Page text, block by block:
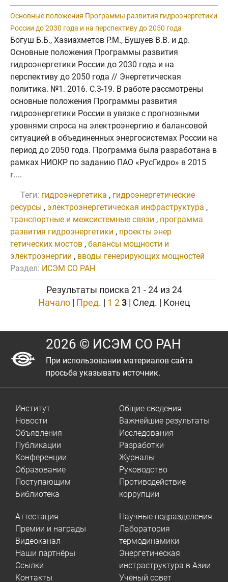
Основные положения Программы развития гидроэнергетики
России до 2030 года и на перспективу до 2050 года
Богуш Б.Б., Хазиахметов Р.М., Бушуев В.В. и др.
Основные положения Программы развития
гидроэнергетики России до 2030 года и на
перспективу до 2050 года // Энергетическая
политика. №1. 2016. C.3-19. В работе рассмотрены
основные положения Программы развития
гидроэнергетики России в увязке с прогнозными
уровнями спроса на электроэнергию и балансовой
ситуацией в объединенных энергосистемах России на
период до 2050 года. Программа была разработана в
рамках НИОКР по заданию ПАО «РусГидро» в 2015
г....
Теги: гидроэнергетика , гидроэнергетические
ресурсы , электроэнергетическая инфраструктура ,
транспортные и межсистемные связи , программа
развития гидроэнергетики , проекты энер
гетических мостов , балансы мощности и
электроэнергии , вводы генерирующих мощностей
Раздел: ИСЭМ СО РАН
Результаты поиска 21 - 24 из 24
Начало| Пред. | 1 2 3| След. | Конец
2026 © ИСЭМ СО РАН
При использовании материалов сайта
просьба указывать источник.
Институт
Новости
Объявления
Публикации
Конференции
Образование
Поступающим
Библиотека
Общие сведения
Важнейшие результаты
Исследования
Разработки
Журналы
Руководство
Противодействие
коррупции
Аттестация
Премии и награды
Видеоканал
Наши партнёры
Ссылки
Контакты
Научные подразделения
Лаборатория
термодинамики
Энергетическая
инстраструктура в Азии
Учёный совет